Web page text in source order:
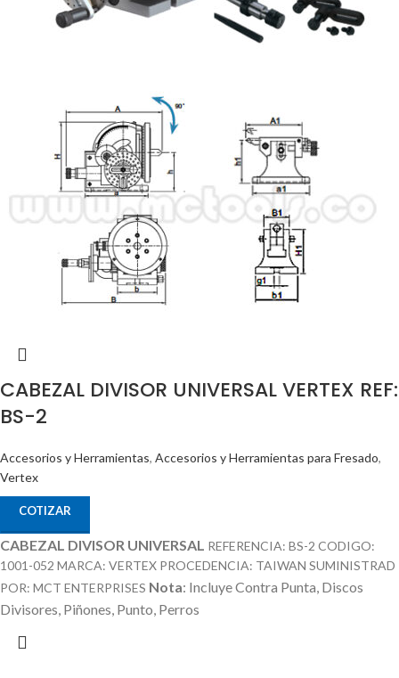
CABEZAL DIVISOR UNIVERSAL VERTEX REF:
BS-2
Accesorios y Herramientas, Accesorios y Herramientas para Fresado,
Vertex
COTIZAR
CABEZAL DIVISOR UNIVERSAL REFERENCIA: BS-2 CODIGO:
1001-052 MARCA: VERTEX PROCEDENCIA: TAIWAN SUMINISTRAD
POR: MCT ENTERPRISES Nota: Incluye Contra Punta, Discos
Divisores, Piñones, Punto, Perros